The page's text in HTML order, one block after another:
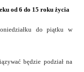
od 6 do 15 roku życia
do piątku w
będzie podział na